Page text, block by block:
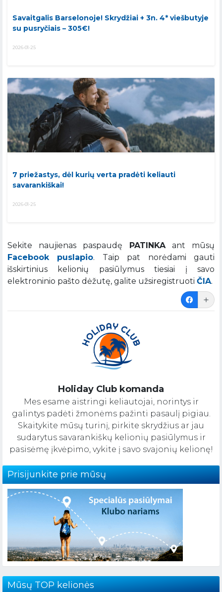
Savaitgalis Barselonoje! Skrydžiai + 3n. 4* viešbutyje
su pusryčiais – 305€!
2026-01-25
7 priežastys, dėl kurių verta pradėti keliauti
savarankiškai!
2026-01-25
Sekite naujienas paspaudę PATINKAant mūsų
Facebook puslapio. Taip pat norėdami gauti
išskirtinius kelionių pasiūlymus tiesiai į savo
elektroninio pašto dėžutę, galite užsiregistruoti ČIA.
Holiday Club komanda
Mes esame aistringi keliautojai, norintys ir
galintys padėti žmonėms pažinti pasaulį pigiau.
Skaitykite mūsų turinį, pirkite skrydžius ar jau
sudarytus savarankiškų kelionių pasiūlymus ir
pasisėmę įkvėpimo, vykite į savo svajonių kelionę!
Prisijunkite prie mūsų
Mūsų TOP kelionės